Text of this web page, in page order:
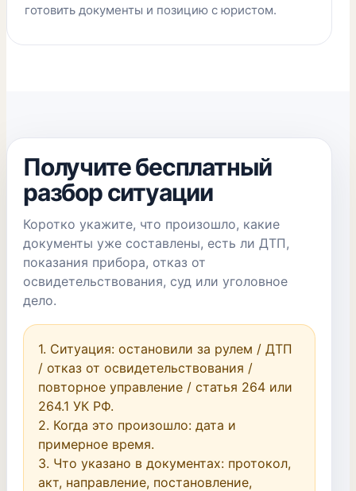
готовить документы и позицию с юристом.
Получите бесплатный
разбор ситуации
Коротко укажите, что произошло, какие
документы уже составлены, есть ли ДТП,
показания прибора, отказ от
освидетельствования, суд или уголовное
дело.
1. Ситуация: остановили за рулем / ДТП
/ отказ от освидетельствования /
повторное управление / статья 264 или
264.1 УК РФ.
2. Когда это произошло: дата и
примерное время.
3. Что указано в документах: протокол,
акт, направление, постановление,